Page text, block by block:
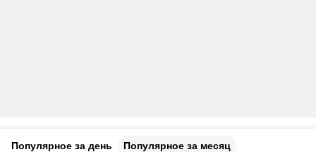
Популярное за день Популярное за месяц